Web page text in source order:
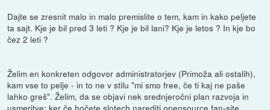
Dajte se zresnit malo in malo premislite o tem, kam in kako peljete
ta sajt. Kje je bil pred 3 leti ? Kje je bil lani? Kje je letos ? In kje bo
čez 2 leti ?
Želim en konkreten odgovor administratorjev (Primoža ali ostalih),
kam vse to pelje - in to ne v stilu "mi smo free, če ti kaj ne paše
lahko greš". Želim, da se objavi nek srednjeročni plan razvoja in
usmeritve: ker če hočete slotech narediti opensource fan-site,